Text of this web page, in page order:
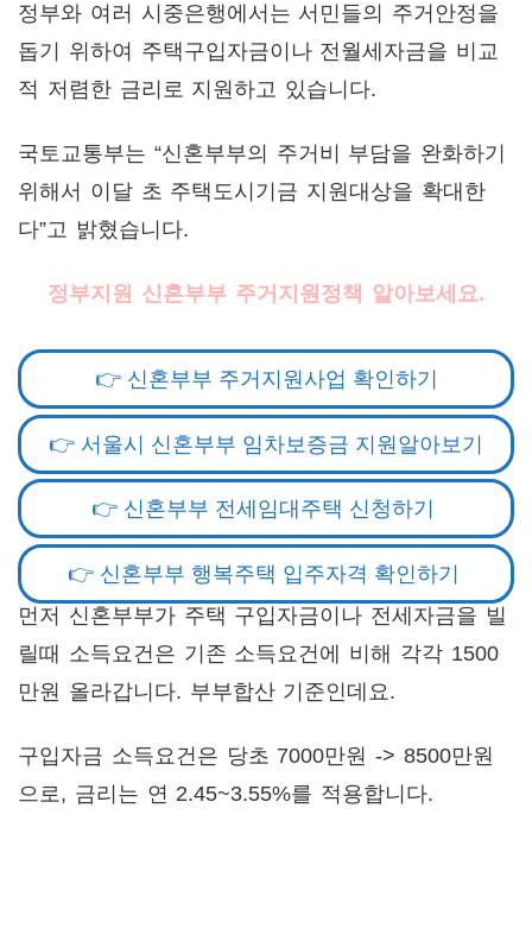
정부와 여러 시중은행에서는 서민들의 주거안정을
돕기 위하여 주택구입자금이나 전월세자금을 비교
적 저렴한 금리로 지원하고 있습니다.
국토교통부는 “신혼부부의 주거비 부담을 완화하기
위해서 이달 초 주택도시기금 지원대상을 확대한
다”고 밝혔습니다.
정부지원 신혼부부 주거지원정책 알아보세요.
👉 신혼부부 주거지원사업 확인하기
👉 서울시 신혼부부 임차보증금 지원알아보기
👉 신혼부부 전세임대주택 신청하기
👉 신혼부부 행복주택 입주자격 확인하기
먼저 신혼부부가 주택 구입자금이나 전세자금을 빌
릴때 소득요건은 기존 소득요건에 비해 각각 1500
만원 올라갑니다. 부부합산 기준인데요.
구입자금 소득요건은 당초 7000만원 -> 8500만원
으로, 금리는 연 2.45~3.55%를 적용합니다.